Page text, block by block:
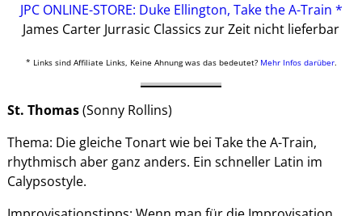
JPC ONLINE-STORE: Duke Ellington, Take the A-Train *
James Carter Jurrasic Classics zur Zeit nicht lieferbar
* Links sind Affiliate Links, Keine Ahnung was das bedeutet? Mehr Infos darüber.
St. Thomas(Sonny Rollins)
Thema: Die gleiche Tonart wie bei Take the A-Train,
rhythmisch aber ganz anders. Ein schneller Latin im
Calypsostyle.